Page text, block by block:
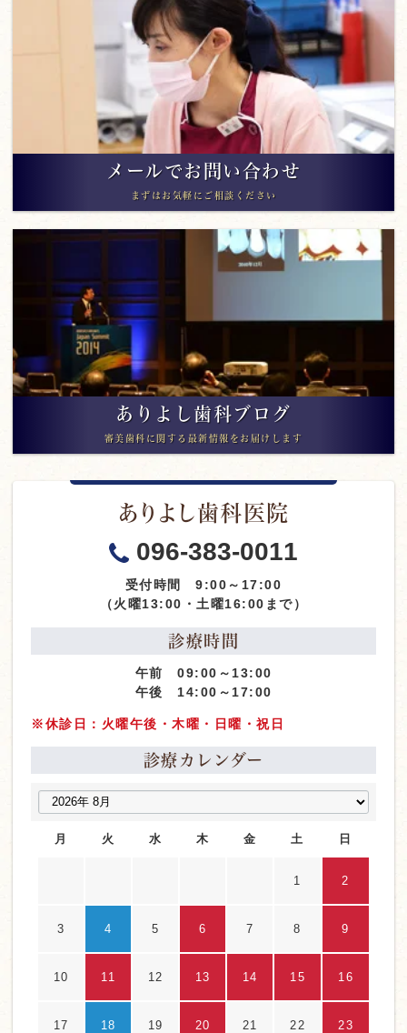
メールでお問い合わせ
まずはお気軽にご相談ください
ありよし歯科ブログ
審美歯科に関する最新情報をお届けします
ありよし歯科医院
096-383-0011
受付時間 9:00～17:00
（火曜13:00・土曜16:00まで）
診療時間
午前 09:00～13:00
午後 14:00～17:00
※休診日：火曜午後・木曜・日曜・祝日
診療カレンダー
月 火 水 木 金 土 日
1 2
3 4 5 6 7 8 9
10 11 12 13 14 15 16
17 18 19 20 21 22 23